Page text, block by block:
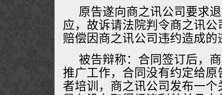
原告遂向商之讯公司要求
应，故诉请法院判令商之讯
赔偿因商之讯公司违约造成的
被告辩称：合同签订后，
推广工作，合同没有约定给
者培训，商之讯公司发布一